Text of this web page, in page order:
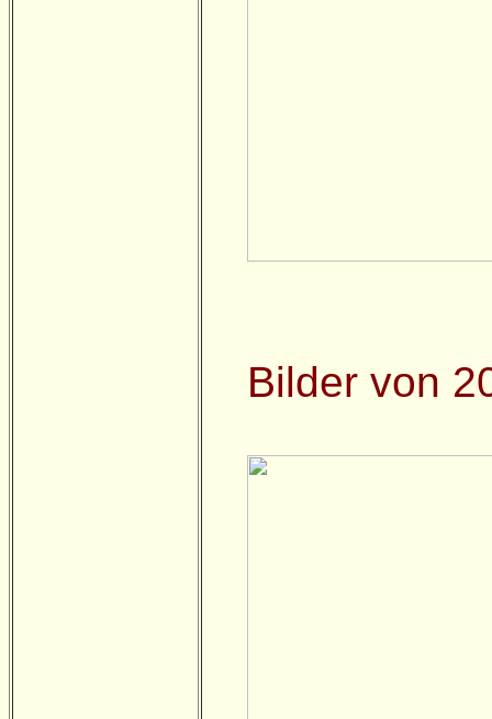
Bilder von